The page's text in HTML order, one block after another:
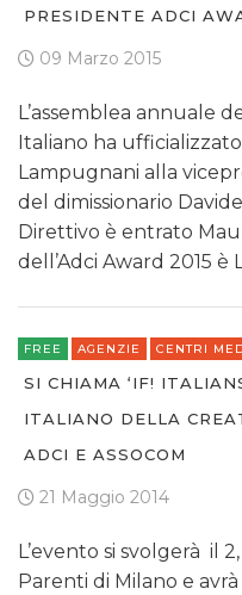
PRESIDENTE ADCI
09 Marzo 2015
L’assemblea annuale
Italiano ha
Lampugnani alla
del dimissionario
Direttivo è entrato
dell’Adci Award 2015 è
FREE AGENZIE CENTRI
SI CHIAMA ‘IF!
ITALIANO DELLA
ADCI E ASSOCOM
21 Maggio 2014
L’evento si svolgerà il
Parenti di Milano e avrà